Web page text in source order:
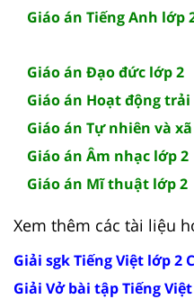
Giáo án Tiếng Anh lớp
Giáo án Đạo đức lớp 2
Giáo án Hoạt động
Giáo án Tự nhiên và
Giáo án Âm nhạc lớp 2
Giáo án Mĩ thuật lớp 2
Xem thêm các tài liệu
Giải sgk Tiếng Việt lớp 2
Giải Vở bài tập Tiếng